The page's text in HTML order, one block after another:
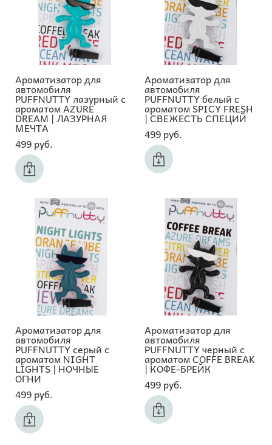
Ароматизатор для
автомобиля
PUFFNUTTY лазурный с
ароматом AZURE
DREAM | ЛАЗУРНАЯ
МЕЧТА
499 pуб.
Ароматизатор для
автомобиля
PUFFNUTTY белый с
ароматом SPICY FRESH
| СВЕЖЕСТЬ СПЕЦИЙ
499 pуб.
Ароматизатор для
автомобиля
PUFFNUTTY серый с
ароматом NIGHT
LIGHTS | НОЧНЫЕ
ОГНИ
499 pуб.
Ароматизатор для
автомобиля
PUFFNUTTY черный с
ароматом COFFE BREAK
| КОФЕ-БРЕЙК
499 pуб.